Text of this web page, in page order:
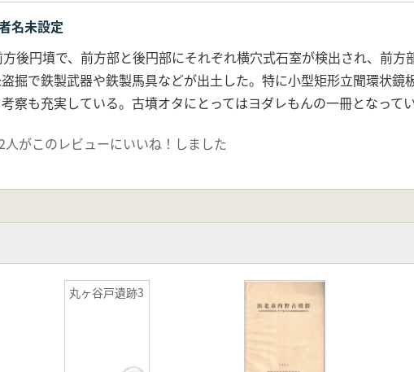
名未設定
後円墳で、前方部と後円部にそれぞれ横穴式石室が検出され、前
掘で鉄製武器や鉄製馬具などが出土した。特に小型矩形立聞環状
察も充実している。古墳オタにとってはヨダレもんの一冊となって
人がこのレビューにいいね！しました
丸ヶ谷戸遺跡3